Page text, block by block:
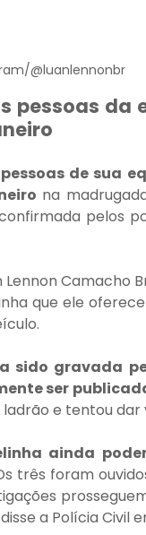
@luanlennonbr
pessoas da
de sua
na
pelos
Camacho
que ele
sido gravada
ser
e tentou dar
ainda
três foram
a Polícia Civil